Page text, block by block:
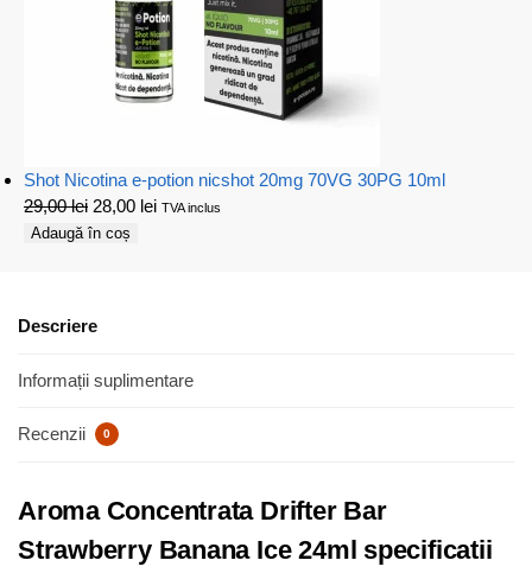
Shot Nicotina e-potion nicshot 20mg 70VG 30PG 10ml
29,00lei 28,00 lei TVA inclus
Adaugă în coș
Descriere
Informații suplimentare
Recenzii 0
Aroma Concentrata Drifter Bar
Strawberry Banana Ice 24ml specificatii